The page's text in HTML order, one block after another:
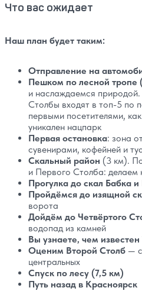
Что вас ожидает
Наш план будет таким:
Отправление на
Пешком по лесной тропе
и наслаждаемся
Столбы входят в топ-5 по
первыми посетителями,
уникален нацпарк
Первая остановка: зона
сувенирами, кофейней и
Скальный район (3 км).
и Первого Столба: делаем
Прогулка до скал Бабка и
Пройдёмся до изящной
ворота
Дойдём до Четвёртого
водопад из камней
Вы узнаете, чем
Оценим Второй Столб —
центральных
Спуск по лесу (7,5 км)
Путь назад в Красноярск